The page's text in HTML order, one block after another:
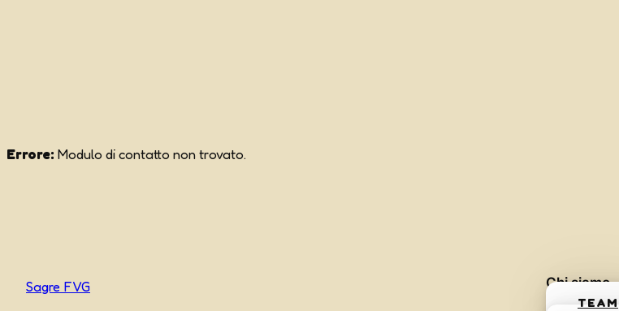
Errore: Modulo di contatto non trovato.
Sagre FVG Chi siamo
TEAM